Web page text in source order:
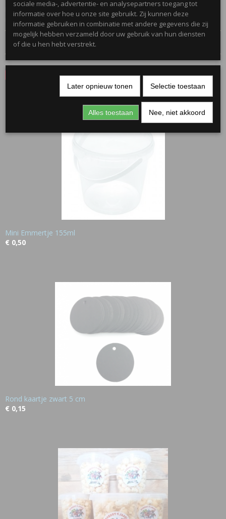
Let op; Lettertypes kunnen afwijken, i.v.m. passend maken aan de
naam.
Reacties
Mini Emmertje 155ml
€ 0,50
Rond kaartje zwart 5 cm
€ 0,15
sociale media-, advertentie- en analysepartners toegang tot
informatie over hoe u onze site gebruikt. Zij kunnen deze
informatie gebruiken in combinatie met andere gegevens die zij
mogelijk hebben verzameld door uw gebruik van hun diensten
of die u hen hebt verstrekt.
Later opnieuw tonen Selectie toestaan
Alles toestaan Nee, niet akkoord